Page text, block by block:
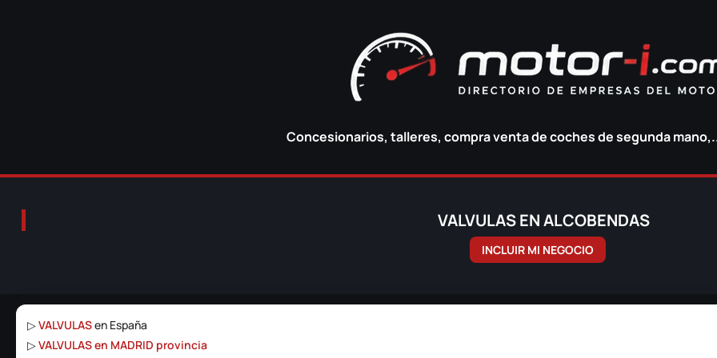
Concesionarios, talleres, compra venta de coches de segunda
VALVULAS EN ALCOBENDAS
INCLUIR MI NEGOCIO
▷VALVULASen España
▷VALVULAS en MADRID provincia